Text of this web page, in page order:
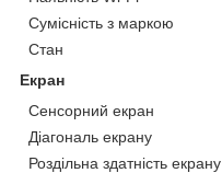
Сумісність з маркою
Стан
Екран
Сенсорний екран
Діагональ екрану
Роздільна здатність екрану